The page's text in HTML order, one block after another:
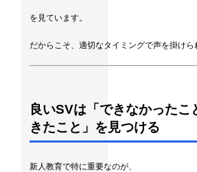
を見ています。
だからこそ、適切なタイミングで声を掛けら
良いSVは「できなかったこ
きたこと」を見つける
新人教育で特に重要なのが、